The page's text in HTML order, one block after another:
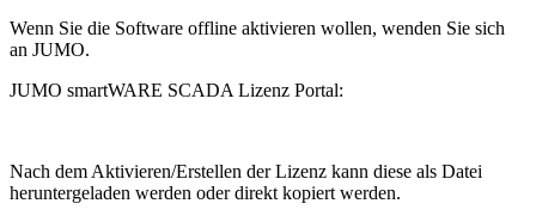
Wenn Sie die Software offline aktivieren wollen, wenden Sie sich
an JUMO.
JUMO smartWARE SCADA Lizenz Portal:
Nach dem Aktivieren/Erstellen der Lizenz kann diese als Datei
heruntergeladen werden oder direkt kopiert werden.